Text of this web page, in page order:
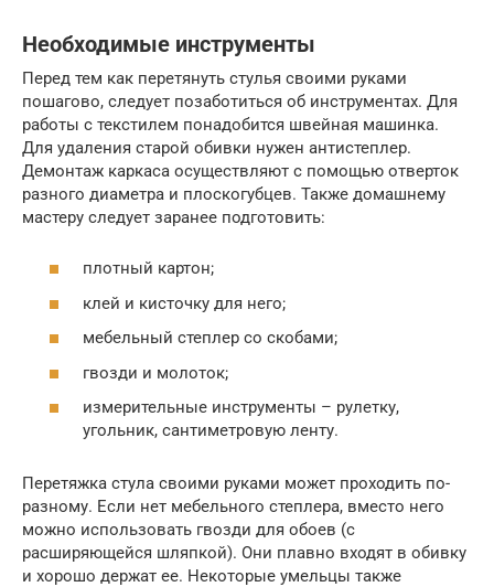
Необходимые инструменты
Перед тем как перетянуть стулья своими руками
пошагово, следует позаботиться об инструментах. Для
работы с текстилем понадобится швейная машинка.
Для удаления старой обивки нужен антистеплер.
Демонтаж каркаса осуществляют с помощью отверток
разного диаметра и плоскогубцев. Также домашнему
мастеру следует заранее подготовить:
плотный картон;
клей и кисточку для него;
мебельный степлер со скобами;
гвозди и молоток;
измерительные инструменты – рулетку,
угольник, сантиметровую ленту.
Перетяжка стула своими руками может проходить по-
разному. Если нет мебельного степлера, вместо него
можно использовать гвозди для обоев (с
расширяющейся шляпкой). Они плавно входят в обивку
и хорошо держат ее. Некоторые умельцы также